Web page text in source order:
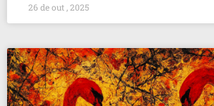
26 de out , 2025